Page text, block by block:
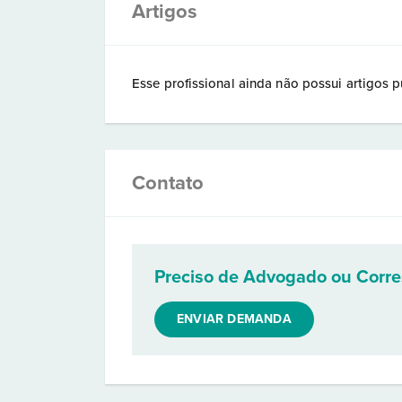
Artigos
Esse profissional ainda não possui artigos
Contato
Preciso de Advogado ou
ENVIAR DEMANDA